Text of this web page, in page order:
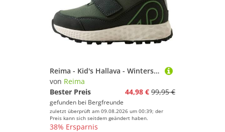
Reima - Kid's Hallava - Winterschuhe Gr 33 schwarz
von Reima
Bester Preis
44,98 € 99,95 €
gefunden bei Bergfreunde
zuletzt überprüft am 09.08.2026 um 00:39; der
Preis kann sich seitdem geändert haben.
38% Ersparnis